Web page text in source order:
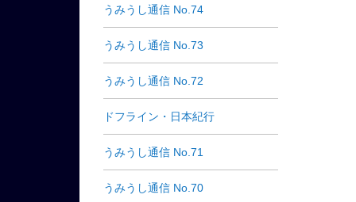
うみうし通信 No.74
うみうし通信 No.73
うみうし通信 No.72
ドフライン・日本紀行
うみうし通信 No.71
うみうし通信 No.70